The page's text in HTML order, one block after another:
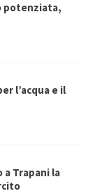
potenziata,
l’acqua e il
a Trapani la